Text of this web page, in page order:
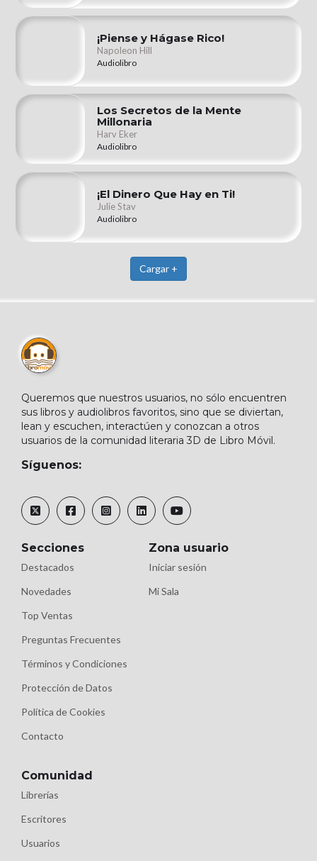
¡Piense y Hágase Rico!
Napoleon Hill
Audiolibro
Los Secretos de la Mente
Millonaria
Harv Eker
Audiolibro
¡El Dinero Que Hay en Ti!
Julie Stav
Audiolibro
Cargar +
Queremos que nuestros usuarios, no sólo encuentren
sus libros y audiolibros favoritos, sino que se diviertan,
lean y escuchen, interactúen y conozcan a otros
usuarios de la comunidad literaria 3D de Libro Móvil.
Síguenos:
Secciones
Destacados
Novedades
Top Ventas
Preguntas Frecuentes
Términos y Condiciones
Protección de Datos
Política de Cookies
Contacto
Zona usuario
Iniciar sesión
Mi Sala
Comunidad
Librerías
Escritores
Usuarios